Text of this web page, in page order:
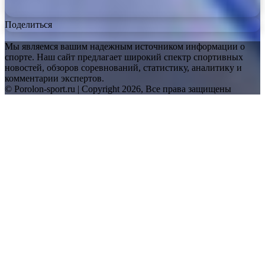
Поделиться
Мы являемся вашим надежным источником информации о
спорте. Наш сайт предлагает широкий спектр спортивных
новостей, обзоров соревнований, статистику, аналитику и
комментарии экспертов.
© Porolon-sport.ru | Copyright 2026, Все права защищены